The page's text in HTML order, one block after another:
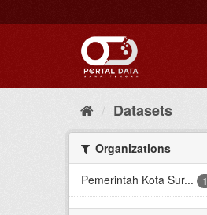
to
Datasets
Organizations
Pemerintah Kota Sur...
1